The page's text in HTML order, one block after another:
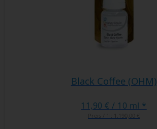
Black Coffee (OHM)
11,90 € / 10 ml *